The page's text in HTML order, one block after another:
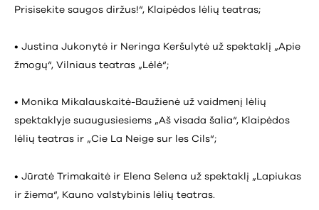
Prisisekite saugos diržus!“, Klaipėdos lėlių teatras;
• Justina Jukonytė ir Neringa Keršulytė už spektaklį „Apie
žmogų“, Vilniaus teatras „Lėlė“;
• Monika Mikalauskaitė-Baužienė už vaidmenį lėlių
spektaklyje suaugusiesiems „Aš visada šalia“, Klaipėdos
lėlių teatras ir „Cie La Neige sur les Cils“;
• Jūratė Trimakaitė ir Elena Selena už spektaklį „Lapiukas
ir žiema“, Kauno valstybinis lėlių teatras.